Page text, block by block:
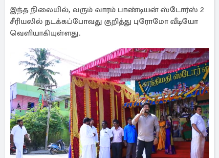
இந்த நிலையில், வரும் வாரம் பாண்டியன் ஸ்டோர்ஸ் 2
சீரியலில் நடக்கப்போவது குறித்து புரோமோ வீடியோ
வெளியாகியுள்ளது.